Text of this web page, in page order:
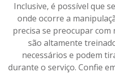
Inclusive, é possível que
onde ocorre a
precisa se preocupar
são altamente
necessários e podem
durante o serviço. Confie